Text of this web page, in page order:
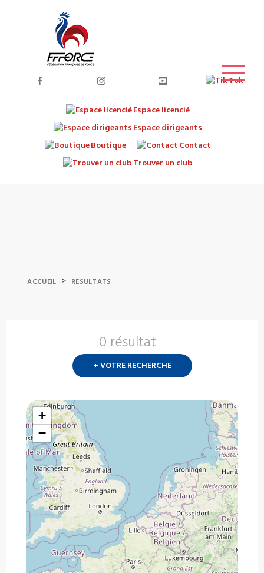
Espace licencié
Espace dirigeants
Boutique
Contact
Trouver un club
ACCUEIL > RESULTATS
0 résultat
+ VOTRE RECHERCHE
+
−